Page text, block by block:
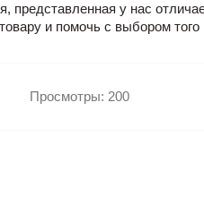
представленная у нас
и помочь с выбором того
Просмотры: 200